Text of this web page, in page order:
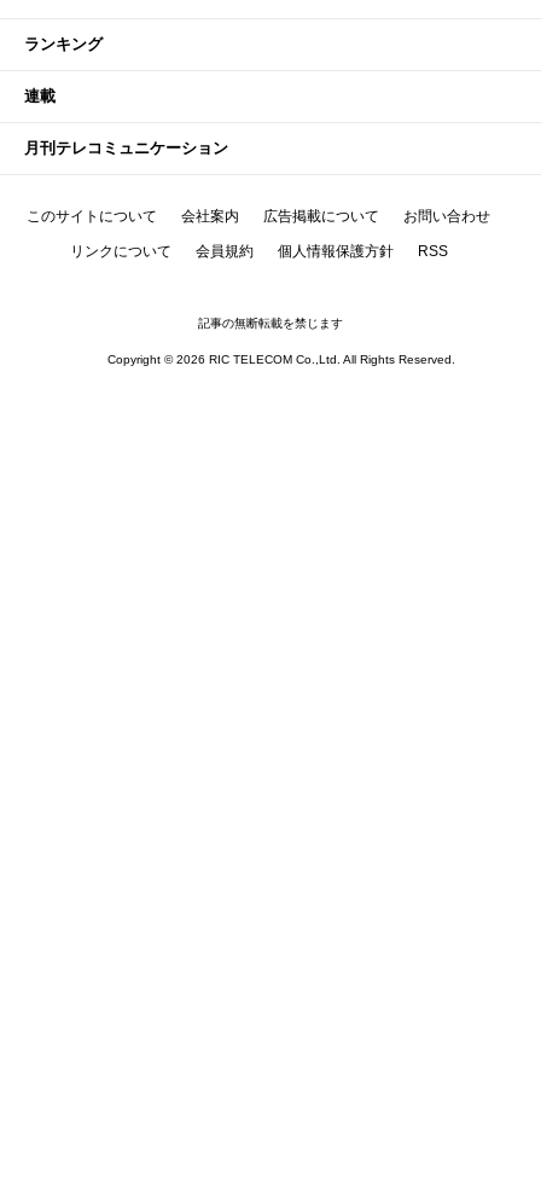
ランキング
連載
月刊テレコミュニケーション
このサイトについて 会社案内 広告掲載について お問い合わせ
リンクについて 会員規約 個人情報保護方針 RSS
記事の無断転載を禁じます
Copyright © 2026 RIC TELECOM Co.,Ltd. All Rights Reserved.